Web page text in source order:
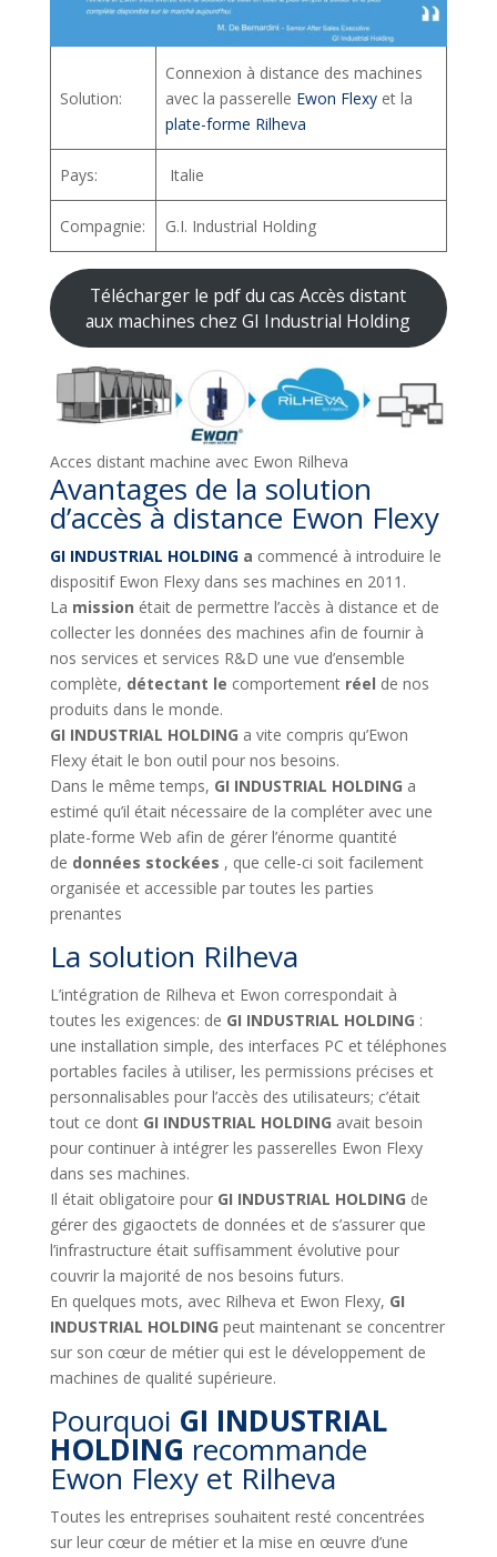
Solution:
Connexion à distance des machines
avec la passerelle Ewon Flexy et la
plate-forme Rilheva
Pays: Italie
Compagnie: G.I. Industrial Holding
Télécharger le pdf du cas Accès distant
aux machines chez GI Industrial Holding
Acces distant machine avec Ewon Rilheva
Avantages de la solution
d’accès à distance Ewon Flexy
GI INDUSTRIAL HOLDINGa commencé à introduire le
dispositif Ewon Flexy dans ses machines en 2011.
La mission était de permettre l’accès à distance et de
collecter les données des machines afin de fournir à
nos services et services R&D une vue d’ensemble
complète, détectant le comportement réel de nos
produits dans le monde.
GI INDUSTRIAL HOLDING a vite compris qu’Ewon
Flexy était le bon outil pour nos besoins.
Dans le même temps, GI INDUSTRIAL HOLDING a
estimé qu’il était nécessaire de la compléter avec une
plate-forme Web afin de gérer l’énorme quantité
de données stockées , que celle-ci soit facilement
organisée et accessible par toutes les parties
prenantes
La solution Rilheva
L’intégration de Rilheva et Ewon correspondait à
toutes les exigences: de GI INDUSTRIAL HOLDING :
une installation simple, des interfaces PC et téléphones
portables faciles à utiliser, les permissions précises et
personnalisables pour l’accès des utilisateurs; c’était
tout ce dont GI INDUSTRIAL HOLDING avait besoin
pour continuer à intégrer les passerelles Ewon Flexy
dans ses machines.
Il était obligatoire pour GI INDUSTRIAL HOLDING de
gérer des gigaoctets de données et de s’assurer que
l’infrastructure était suffisamment évolutive pour
couvrir la majorité de nos besoins futurs.
En quelques mots, avec Rilheva et Ewon Flexy, GI
INDUSTRIAL HOLDING peut maintenant se concentrer
sur son cœur de métier qui est le développement de
machines de qualité supérieure.
Pourquoi GI INDUSTRIAL
HOLDING recommande
Ewon Flexy et Rilheva
Toutes les entreprises souhaitent resté concentrées
sur leur cœur de métier et la mise en œuvre d’une